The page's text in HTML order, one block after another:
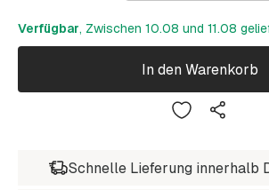
Verfügbar, Zwischen 10.08 und 11.08
In den Warenkorb
Schnelle Lieferung innerhalb